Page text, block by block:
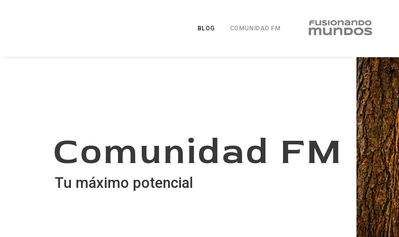
BLOG COMUNIDAD FM
Comunidad FM
Tu máximo potencial